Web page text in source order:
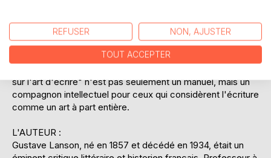
tout en respectant les exigences de la langue française. En
intégrant des exercices pratiques, l'auteur encourage une
application immédiate des concepts abordés, facilitant
sur l'art d'écrire" n'est pas seulement un manuel, mais un
compagnon intellectuel pour ceux qui considèrent l'écriture
comme un art à part entière.
L'AUTEUR :
Gustave Lanson, né en 1857 et décédé en 1934, était un
REFUSER NON, AJUSTER
TOUT ACCEPTER